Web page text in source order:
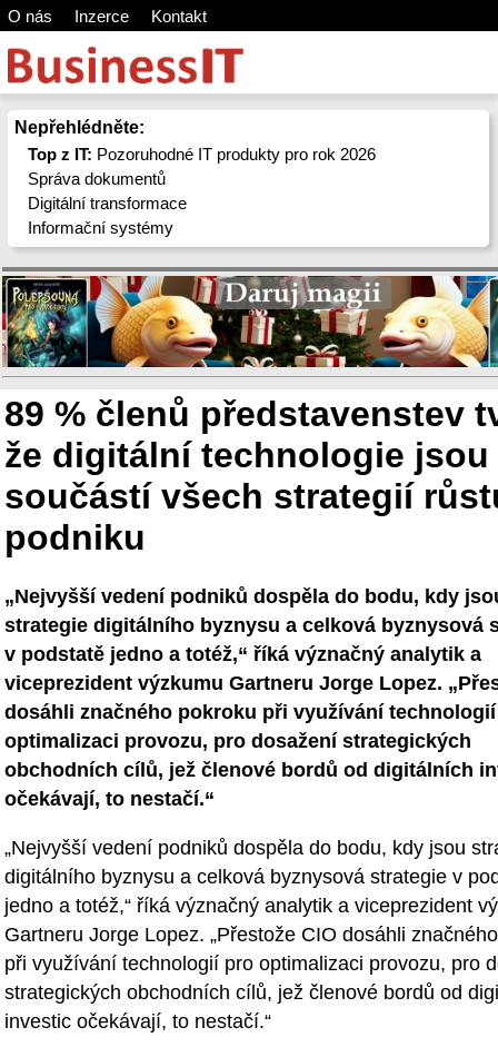
O nás Inzerce Kontakt
Nepřehlédněte:
Top z IT: Pozoruhodné IT produkty pro rok 2026
Správa dokumentů
Digitální transformace
Informační systémy
89 % členů představenstev
že digitální technologie jsou
součástí všech strategií
podniku
„Nejvyšší vedení podniků dospěla do bodu, kdy
strategie digitálního byznysu a celková byznysová
v podstatě jedno a totéž,“ říká význačný analytik a
viceprezident výzkumu Gartneru Jorge Lopez.
dosáhli značného pokroku při využívání
optimalizaci provozu, pro dosažení strategických
obchodních cílů, jež členové bordů od digitálních
očekávají, to nestačí.“
„Nejvyšší vedení podniků dospěla do bodu, kdy jsou
digitálního byznysu a celková byznysová strategie v
jedno a totéž,“ říká význačný analytik a viceprezident
Gartneru Jorge Lopez. „Přestože CIO dosáhli
při využívání technologií pro optimalizaci provozu, pro
strategických obchodních cílů, jež členové bordů od
investic očekávají, to nestačí.“